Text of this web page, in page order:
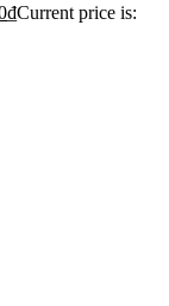
₫Current price is: